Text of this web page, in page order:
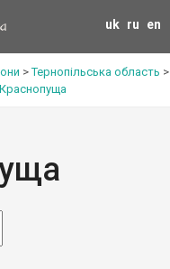
uk ru en
>Тернопільська область >
Краснопуща